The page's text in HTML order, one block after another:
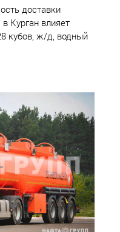
доставки
Курган влияет
кубов, ж/д, водный